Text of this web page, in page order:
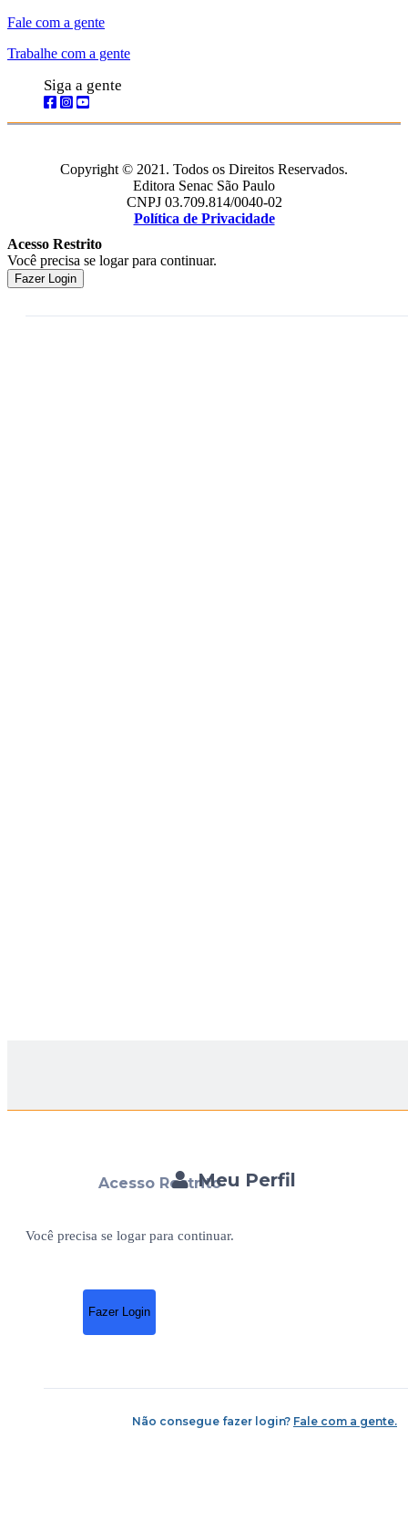
Fale com a gente
Trabalhe com a gente
Siga a gente
Copyright © 2021. Todos os Direitos Reservados.
Editora Senac São Paulo
CNPJ 03.709.814/0040-02
Política de Privacidade
Acesso Restrito
Você precisa se logar para continuar.
Fazer Login
Meu Perfil
Acesso Restrito
Você precisa se logar para continuar.
Fazer Login
Não consegue fazer login? Fale com a gente.